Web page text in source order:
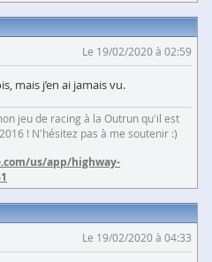
Le 19/02/2020 à 02:59
mais j’en ai jamais vu.
jeu de racing à la Outrun qu'il est
! N'hésitez pas à me soutenir :)
us/app/highway-
Le 19/02/2020 à 04:33